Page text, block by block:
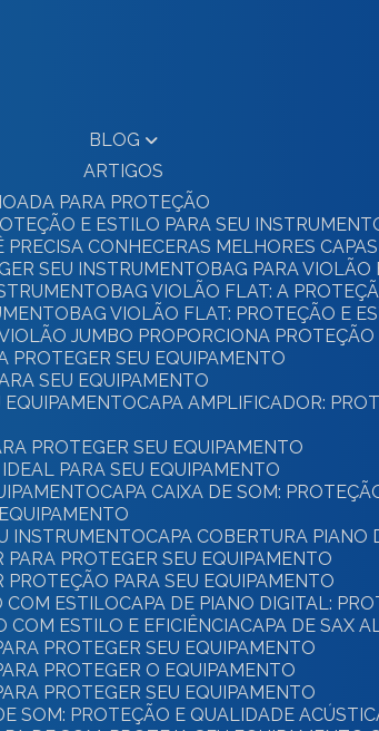
BLOG
ARTIGOS
PARA PROTEÇÃO
E ESTILO PARA SEU
PRECISA CONHECER AS MELHORES
SEU INSTRUMENTO
BAG PARA
BAG VIOLÃO FLAT: A
BAG VIOLÃO FLAT: PROTEÇÃO E
VIOLÃO JUMBO PROPORCIONA
PROTEGER SEU EQUIPAMENTO
SEU EQUIPAMENTO
EQUIPAMENTO
CAPA AMPLIFICADOR:
PROTEGER SEU EQUIPAMENTO
PARA SEU EQUIPAMENTO
CAPA CAIXA DE SOM:
INSTRUMENTO
CAPA COBERTURA
PARA PROTEGER SEU EQUIPAMENTO
PROTEÇÃO PARA SEU EQUIPAMENTO
COM ESTILO
CAPA DE PIANO DIGITAL:
COM ESTILO E EFICIÊNCIA CAPA DE SAX
PROTEGER SEU EQUIPAMENTO
PROTEGER O EQUIPAMENTO
PROTEGER SEU EQUIPAMENTO
DE SOM: PROTEÇÃO E QUALIDADE